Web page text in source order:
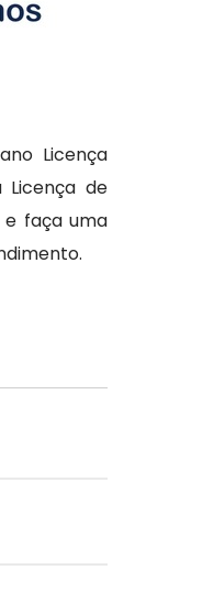
Licença
Licença de
e faça uma